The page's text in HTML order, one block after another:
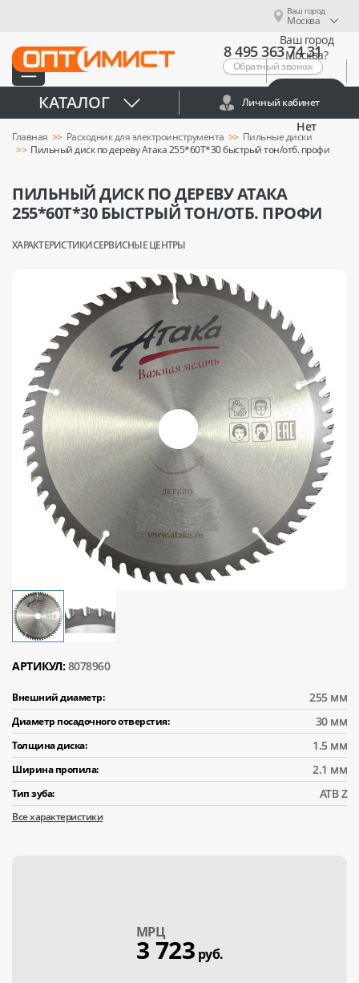
Ваш город
Москва
Ваш город
Москва?
Нет
8 495 363 74 31
Обратный звонок
КАТАЛОГ Личный кабинет
Главная Расходник для электроинструмента
Пильные диски
Пильный диск по дереву Атака 255*60T*30 быстрый тон/отб. профи
ПИЛЬНЫЙ ДИСК ПО ДЕРЕВУ АТАКА
255*60T*30 БЫСТРЫЙ ТОН/ОТБ. ПРОФИ
ХАРАКТЕРИСТИКИСЕРВИСНЫЕ ЦЕНТРЫ
АРТИКУЛ: 8078960
Внешний диаметр: 255 мм
Диаметр посадочного отверстия: 30 мм
Толщина диска: 1.5 мм
Ширина пропила: 2.1 мм
Тип зуба: АТВ Z
Все характеристики
МPЦ
3 723 руб.